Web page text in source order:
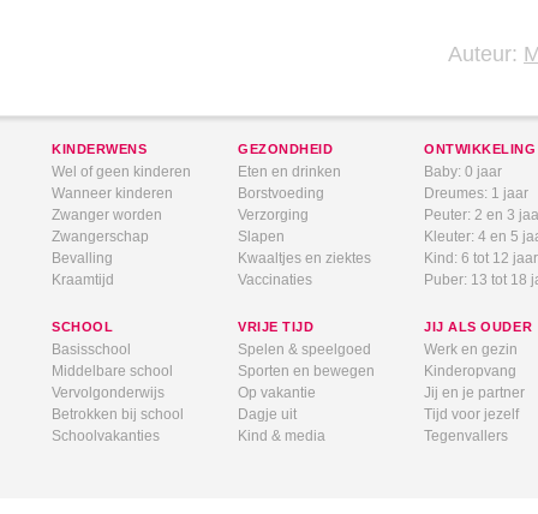
Auteur:
KINDERWENS
Wel of geen kinderen
Wanneer kinderen
Zwanger worden
Zwangerschap
Bevalling
Kraamtijd
GEZONDHEID
Eten en drinken
Borstvoeding
Verzorging
Slapen
Kwaaltjes en ziektes
Vaccinaties
ONTWIKKELING
Baby: 0 jaar
Dreumes: 1 jaar
Peuter: 2 en 3
Kleuter: 4 en 5
Kind: 6 tot 12 jaar
Puber: 13 tot 18
SCHOOL
Basisschool
Middelbare school
Vervolgonderwijs
Betrokken bij school
Schoolvakanties
VRIJE TIJD
Spelen & speelgoed
Sporten en bewegen
Op vakantie
Dagje uit
Kind & media
JIJ ALS OUDER
Werk en gezin
Kinderopvang
Jij en je partner
Tijd voor jezelf
Tegenvallers